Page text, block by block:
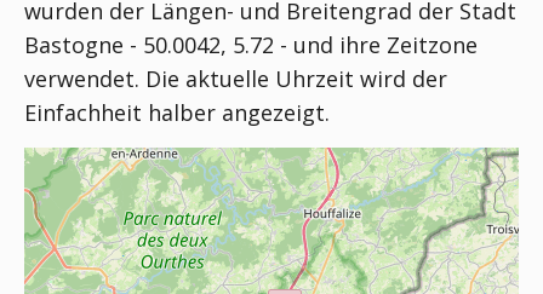
wurden der Längen- und Breitengrad der Stadt
Bastogne - 50.0042, 5.72 - und ihre Zeitzone
verwendet. Die aktuelle Uhrzeit wird der
Einfachheit halber angezeigt.